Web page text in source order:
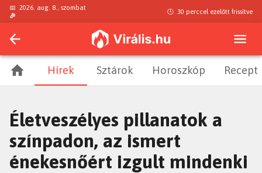
📅 2026. aug. 8., szombat
🎉
🕒 30 perccel ezelőtt frissítve
Hírek Sztárok Horoszkóp Recept
Életveszélyes pillanatok a
színpadon, az ismert
énekesnőért izgult mindenki